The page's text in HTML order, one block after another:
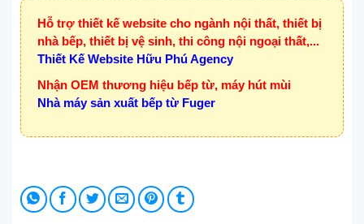
Hỗ trợ thiết kế website cho ngành nội thất, thiết bị
nhà bếp, thiết bị vệ sinh, thi công nội ngoại thất,...
Thiết Kế Website Hữu Phú Agency
Nhận OEM thương hiệu bếp từ, máy hút mùi
Nhà máy sản xuất bếp từ Fuger